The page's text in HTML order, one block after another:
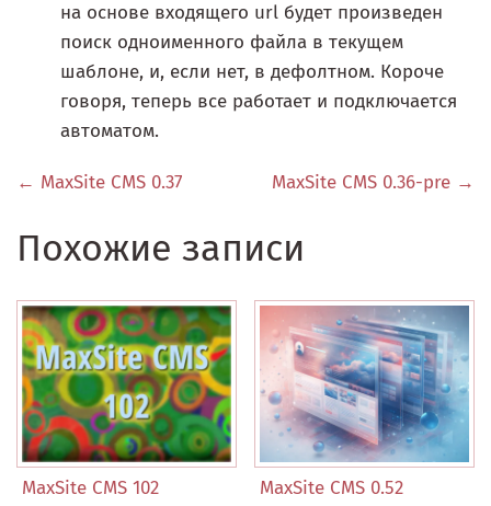
на основе входящего url будет произведен
поиск одноименного файла в текущем
шаблоне, и, если нет, в дефолтном. Короче
говоря, теперь все работает и подключается
автоматом.
← MaxSite CMS 0.37 MaxSite CMS 0.36-pre →
Похожие записи
MaxSite CMS 102 MaxSite CMS 0.52